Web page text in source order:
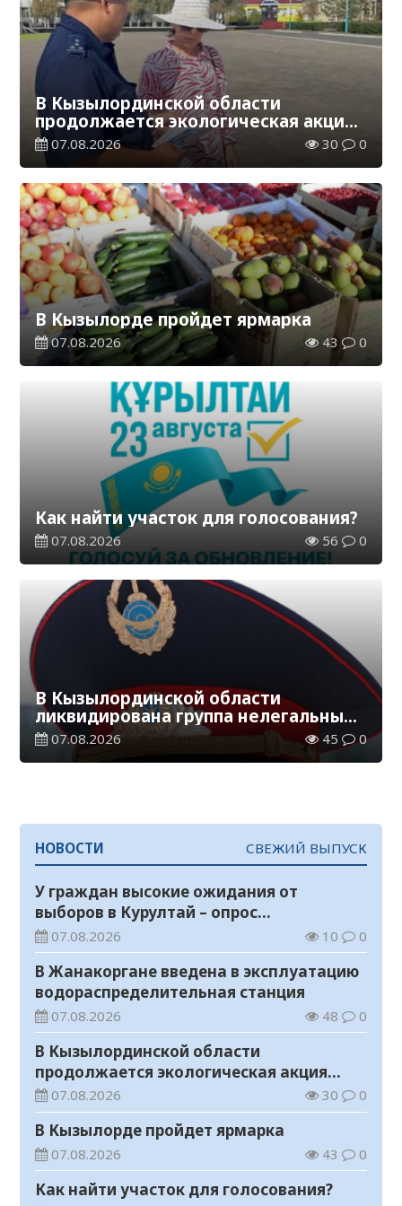
В Кызылординской области
продолжается экологическая акция
«Таза Қазақстан»
07.08.2026 30 0
В Кызылорде пройдет ярмарка
07.08.2026 43 0
Как найти участок для голосования?
07.08.2026 56 0
В Кызылординской области
ликвидирована группа нелегальных
добытчиков золота
07.08.2026 45 0
НОВОСТИ СВЕЖИЙ ВЫПУСК
У граждан высокие ожидания от
выборов в Курултай – опрос
общественного мнения
07.08.2026 10 0
В Жанакоргане введена в эксплуатацию
водораспределительная станция
07.08.2026 48 0
В Кызылординской области
продолжается экологическая акция
«Таза Қазақстан»
07.08.2026 30 0
В Кызылорде пройдет ярмарка
07.08.2026 43 0
Как найти участок для голосования?